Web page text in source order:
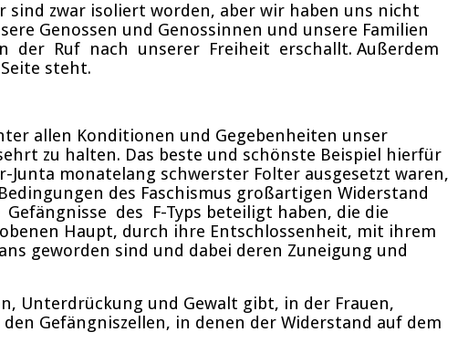
sind zwar isoliert worden, aber wir haben uns nicht
Genossen und Genossinnen und unsere Familien
der Ruf nach unserer Freiheit erschallt. Außerdem
steht.
allen Konditionen und Gegebenheiten unser
zu halten. Das beste und schönste Beispiel hierfür
monatelang schwerster Folter ausgesetzt waren,
des Faschismus großartigen Widerstand
des F-Typs beteiligt haben, die die
Haupt, durch ihre Entschlossenheit, mit ihrem
sind und dabei deren Zuneigung und
und Gewalt gibt, in der Frauen,
Gefängniszellen, in denen der Widerstand auf dem